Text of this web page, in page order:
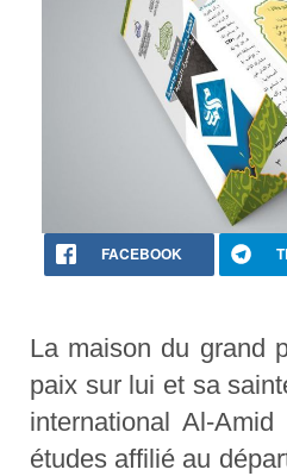
FACEBOOK
La maison du grand
paix sur lui et sa
international Al-
études affilié au